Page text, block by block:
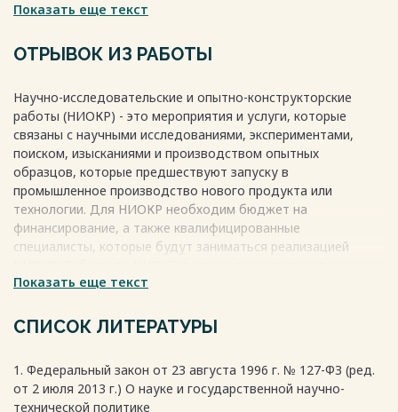
исследования до эксплуатации инноваций, чтобы
этом необходимо проводить необходимые опытные
Весь текст будет доступенпосле покупки
Показать еще текст
ОТРЫВОК ИЗ РАБОТЫ
Научно-исследовательские и опытно-конструкторские
работы (НИОКР) - это мероприятия и услуги, которые
связаны с научными исследованиями, экспериментами,
поиском, изысканиями и производством опытных
образцов, которые предшествуют запуску в
промышленное производство нового продукта или
технологии. Для НИОКР необходим бюджет на
финансирование, а также квалифицированные
специалисты, которые будут заниматься реализацией
четкому плану, разбитому на этапы. Кроме того, работы и
исследовательскую работу (НИР), опытно-
получение и использование новых знаний.
Весь текст будет доступенпосле покупки
Показать еще текст
СПИСОК ЛИТЕРАТУРЫ
1. Федеральный закон от 23 августа 1996 г. № 127-ФЗ (ред.
от 2 июля 2013 г.) О науке и государственной научно-
технической политике